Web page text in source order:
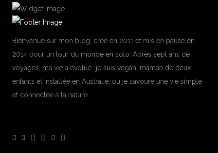
Bienvenue sur mon blog, créé en 2011 et mis en pause en
2014 pour un tour du monde en solo. Après sept ans de
voyages, ma vie a évolué : je suis vegan, maman de deux
enfants et installée en Australie, où je savoure une vie simple
et connectée à la nature.